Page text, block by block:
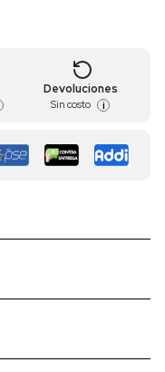
Devoluciones
Sin costo i